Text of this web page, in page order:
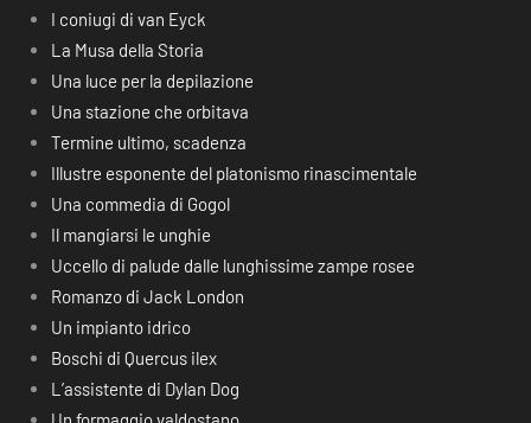
I coniugi di van Eyck
La Musa della Storia
Una luce per la depilazione
Una stazione che orbitava
Termine ultimo, scadenza
Illustre esponente del platonismo rinascimentale
Una commedia di Gogol
Il mangiarsi le unghie
Uccello di palude dalle lunghissime zampe rosee
Romanzo di Jack London
Un impianto idrico
Boschi di Quercus ilex
L’assistente di Dylan Dog